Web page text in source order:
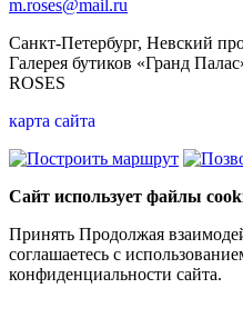
m.roses@mail.ru
Санкт-Петербург, Невский
Галерея бутиков «Гранд
ROSES
карта сайта
Сайт использует файлы
Принять Продолжая
соглашаетесь с
конфиденциальности сайта.